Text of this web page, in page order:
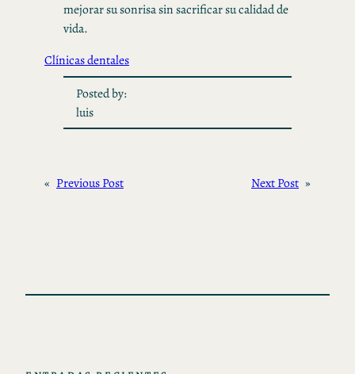
mejorar su sonrisa sin sacrificar su calidad de
vida.
Clínicas dentales
Posted by:
luis
« Previous Post Next Post »